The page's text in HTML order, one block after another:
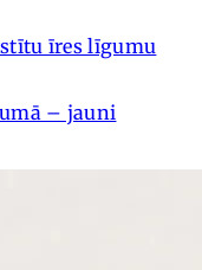
īres līgumu
– jauni